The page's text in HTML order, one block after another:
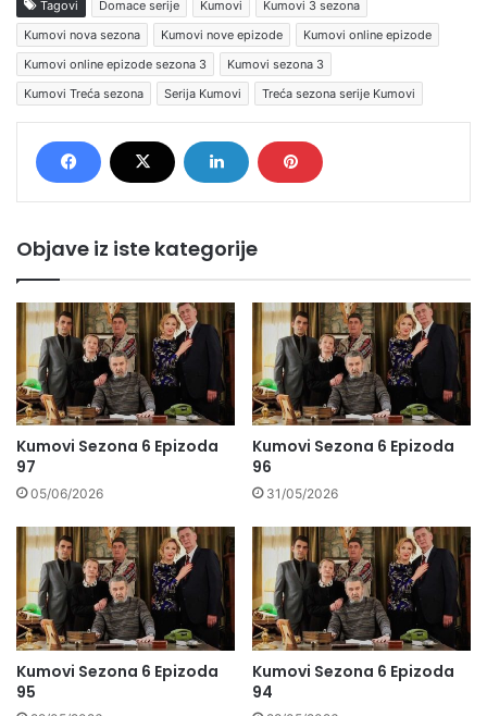
Tagovi Domace serije Kumovi
Kumovi 3 sezona
Kumovi nova sezona
Kumovi nove epizode
Kumovi online epizode
Kumovi online epizode sezona 3
Kumovi sezona 3
Kumovi Treća sezona
Serija Kumovi Treća sezona serije Kumovi
Objave iz iste kategorije
Kumovi Sezona 6 Epizoda
97
05/06/2026
Kumovi Sezona 6 Epizoda
96
31/05/2026
Kumovi Sezona 6 Epizoda
95
Kumovi Sezona 6 Epizoda
94